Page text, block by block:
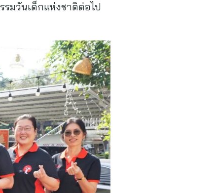
รมวันเด็กแห่งชาติต่อไป